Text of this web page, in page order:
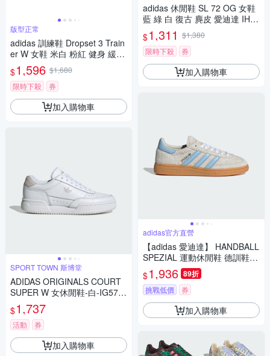
版型正常
adidas 訓練鞋 Dropset 3 Train
er W 女鞋 米白 粉紅 健身 緩震
穩定 運動鞋 愛迪達 IH5245
$1,596 $1,680
限時下殺
券
加入購物車
SPORT TOWN 斯博堂
ADIDAS ORIGINALS COURT
SUPER W 女休閒鞋-白-IG574
$1,737
活動 券
加入購物車
adidas 休閒鞋 SL 72 OG 女鞋
藍 綠 白 復古 麂皮 愛迪達 IH02
90
$1,311 $1,380
限時下殺
券
加入購物車
adidas官方直營
【adidas 愛迪達】 HANDBALL
SPEZIAL 運動休閒鞋 德訓鞋
滑板 復古 女 - Originals JS024
1
$1,936 89折
挑戰低價 券
加入購物車